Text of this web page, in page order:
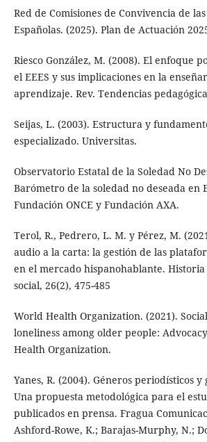
Red de Comisiones de Convivencia de
Españolas. (2025). Plan de Actuación
Riesco González, M. (2008). El enfoque
el EEES y sus implicaciones en la
aprendizaje. Rev. Tendencias
Seijas, L. (2003). Estructura y
especializado. Universitas.
Observatorio Estatal de la Soledad No
Barómetro de la soledad no deseada en
Fundación ONCE y Fundación AXA.
Terol, R., Pedrero, L. M. y Pérez, M.
audio a la carta: la gestión de las
en el mercado hispanohablante.
social, 26(2), 475-485
World Health Organization. (2021).
loneliness among older people:
Health Organization.
Yanes, R. (2004). Géneros periodísticos y
Una propuesta metodológica para el
publicados en prensa. Fragua
Ashford-Rowe, K.; Barajas-Murphy, N.;